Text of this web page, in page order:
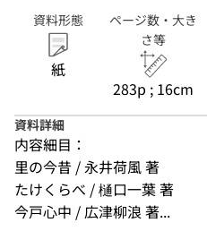
資料形態
紙
ページ数・大き
さ等
283p ; 16cm
資料詳細
内容細目：
里の今昔 / 永井荷風 著
たけくらべ / 樋口一葉 著
今戸心中 / 広津柳浪 著...